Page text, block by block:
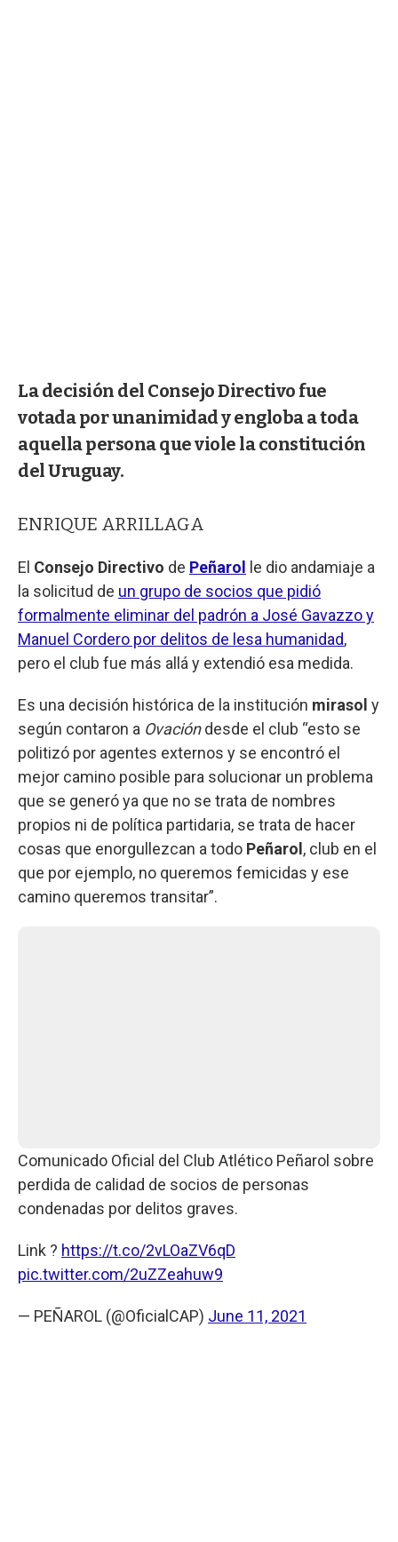
La decisión del Consejo Directivo fue
votada por unanimidad y engloba a toda
aquella persona que viole la constitución
del Uruguay.
ENRIQUE ARRILLAGA
El Consejo Directivo de Peñarol
le dio andamiaje a
la solicitud de un grupo de socios que pidió
formalmente eliminar del padrón a José Gavazzo y
Manuel Cordero por delitos de lesa humanidad,
pero el club fue más allá y extendió esa medida.
Es una decisión histórica de la institución mirasol y
según contaron a Ovacióndesde el club “esto se
politizó por agentes externos y se encontró el
mejor camino posible para solucionar un problema
que se generó ya que no se trata de nombres
propios ni de política partidaria, se trata de hacer
cosas que enorgullezcan a todo Peñarol , club en el
que por ejemplo, no queremos femicidas y ese
camino queremos transitar”.
Comunicado Oficial del Club Atlético Peñarol sobre
perdida de calidad de socios de personas
condenadas por delitos graves.
Link ? https://t.co/2vLOaZV6qD
pic.twitter.com/2uZZeahuw9
— PEÑAROL (@OficialCAP) June 11, 2021